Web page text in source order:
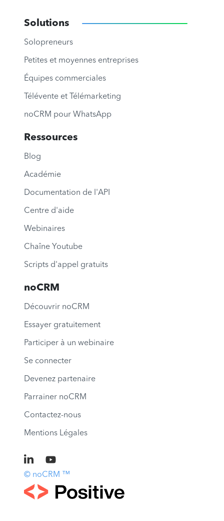
Solutions
Solopreneurs
Petites et moyennes entreprises
Équipes commerciales
Télévente et Télémarketing
noCRM pour WhatsApp
Ressources
Blog
Académie
Documentation de l'API
Centre d'aide
Webinaires
Chaîne Youtube
Scripts d'appel gratuits
noCRM
Découvrir noCRM
Essayer gratuitement
Participer à un webinaire
Se connecter
Devenez partenaire
Parrainer noCRM
Contactez-nous
Mentions Légales
© noCRM ™